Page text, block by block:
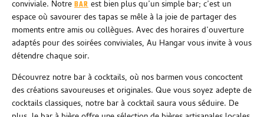
conviviale. Notre BAR est bien plus qu’un simple bar; c’est un
espace où savourer des tapas se mêle à la joie de partager des
moments entre amis ou collègues. Avec des horaires d’ouverture
adaptés pour des soirées conviviales, Au Hangar vous invite à vous
détendre chaque soir.
Découvrez notre bar à cocktails, où nos barmen vous concoctent
des créations savoureuses et originales. Que vous soyez adepte de
cocktails classiques, notre bar à cocktail saura vous séduire. De